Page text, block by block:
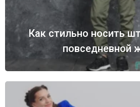
Как стильно носить
повседневной